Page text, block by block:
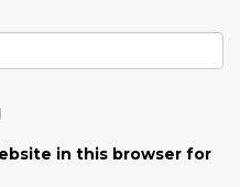
in this browser for